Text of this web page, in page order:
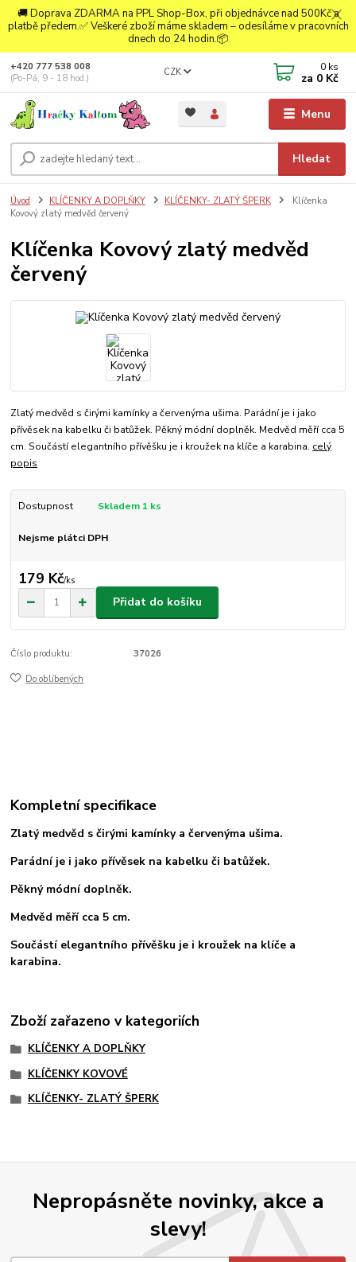
🚚 Doprava ZDARMA na PPL Shop-Box, při objednávce nad 500Kč a
platbě předem.✅ Veškeré zboží máme skladem – odesíláme v pracovních
dnech do 24 hodin.📦
Menu
CZK
Hledat
+420 777 538 008
(Po-Pá, 9 - 18 hod.)
0 ks
za 0 Kč
Úvod KLÍČENKY A DOPLŇKY KLÍČENKY- ZLATÝ ŠPERK
Klíčenka
Kovový zlatý medvěd červený
Klíčenka Kovový zlatý medvěd
červený
Zlatý medvěd s čirými kamínky a červenýma ušima. Parádní je i jako
přívěsek na kabelku či batůžek. Pěkný módní doplněk. Medvěd měří cca 5
cm. Součástí elegantního přívěšku je i kroužek na klíče a karabina. celý
popis
Dostupnost Skladem 1 ks
Nejsme plátci DPH
179 Kč/ks
Přidat do košíku
Číslo produktu: 37026
Do oblíbených
Kompletní specifikace
Zlatý medvěd s čirými kamínky a červenýma ušima.
Parádní je i jako přívěsek na kabelku či batůžek.
Pěkný módní doplněk.
Medvěd měří cca 5 cm.
Součástí elegantního přívěšku je i kroužek na klíče a
karabina.
Zboží zařazeno v kategoriích
KLÍČENKY A DOPLŇKY
KLÍČENKY KOVOVÉ
KLÍČENKY- ZLATÝ ŠPERK
Nepropásněte novinky, akce a
slevy!